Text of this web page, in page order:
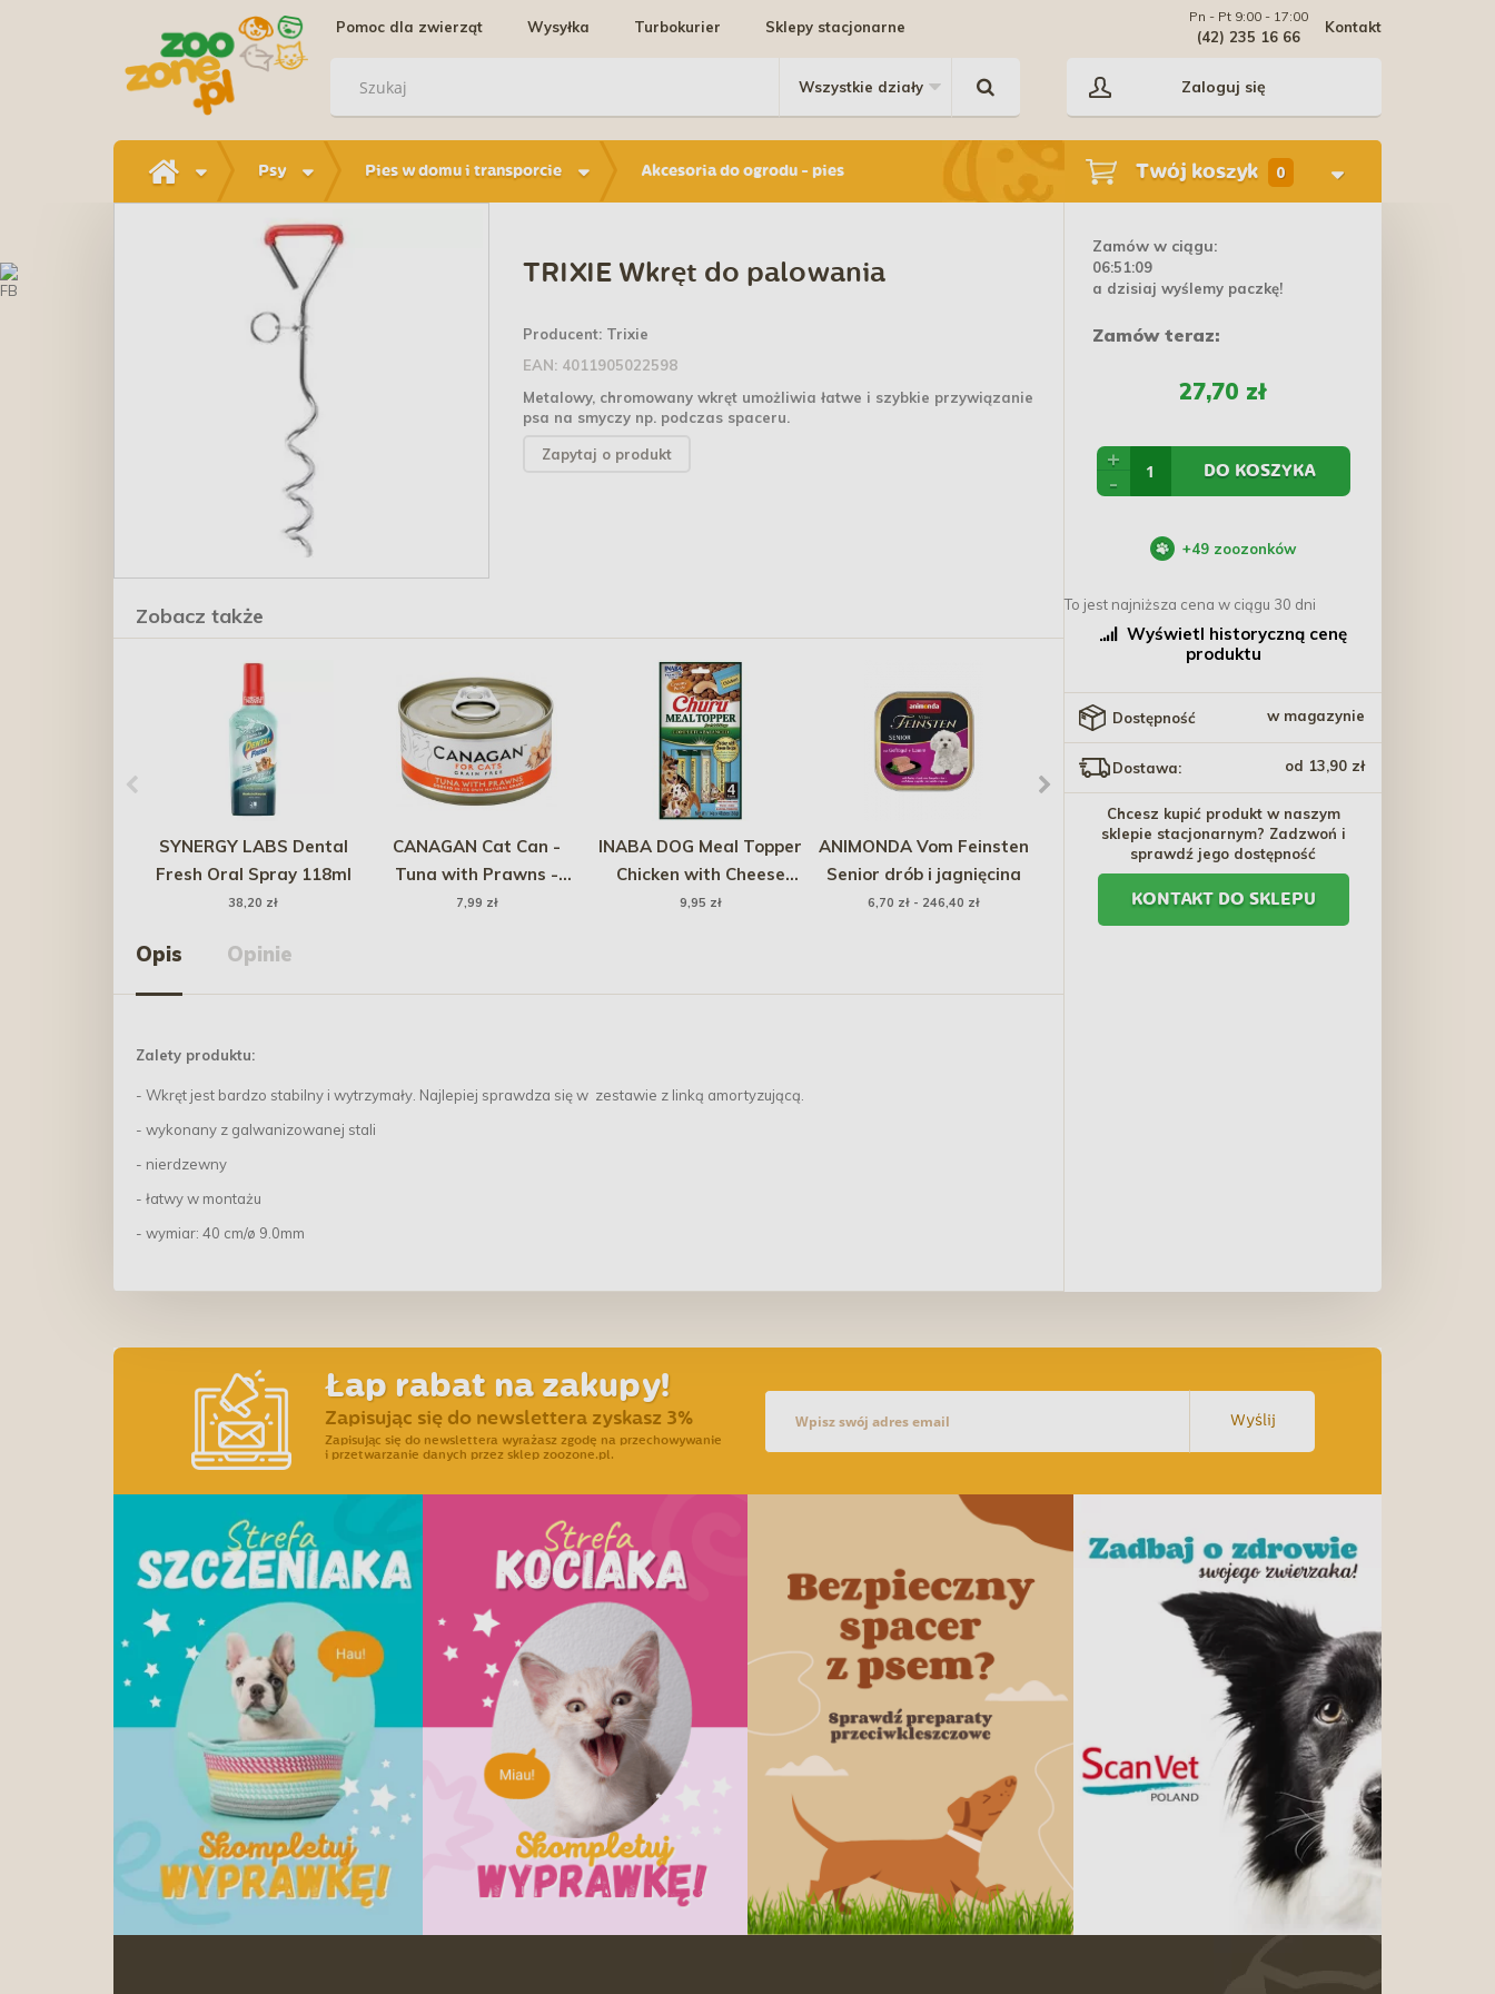
Pomoc dla zwierząt Wysyłka Turbokurier Sklepy stacjonarne Kontakt
Pn - Pt 9:00 - 17:00
(42) 235 16 66
Zaloguj się
Psy Pies w domu i transporcie Akcesoria do ogrodu - pies Twój koszyk 0
TRIXIE Wkręt do palowania
Producent: Trixie
EAN: 4011905022598
Metalowy, chromowany wkręt umożliwia łatwe i szybkie przywiązanie
psa na smyczy np. podczas spaceru.
Zapytaj o produkt
Zobacz także
SYNERGY LABS Dental
Fresh Oral Spray 118ml
38,20 zł
CANAGAN Cat Can -
Tuna with Prawns -
tuńczyk z krewtkami 75g
7,99 zł
INABA DOG Meal Topper
Chicken with Cheese
Recipe 4x 14g (56g)
9,95 zł
ANIMONDA Vom Feinsten
Senior drób i jagnięcina
6,70 zł - 246,40 zł
WIEJSKA ZAGRODA PIES
Przysmaki Suszone Kąski
Wieprzowa szynka 100g
16,00 zł
TRIXIE BE NORDIC Miska
ze stali nierdzewnej -
czarny/miedziany
Opis Opinie
Zalety produktu:
- Wkręt jest bardzo stabilny i wytrzymały. Najlepiej sprawdza się w zestawie z linką amortyzującą.
- wykonany z galwanizowanej stali
- nierdzewny
- łatwy w montażu
- wymiar: 40 cm/ø 9.0mm
Zamów w ciągu:
06:51:08
a dzisiaj wyślemy paczkę!
Zamów teraz:
27,70 zł
+
-
DO KOSZYKA
+49 zoozonków
To jest najniższa cena w ciągu 30 dni
Wyświetl historyczną cenę
produktu
Dostępność w magazynie
Dostawa: od 13,90 zł
Chcesz kupić produkt w naszym
sklepie stacjonarnym? Zadzwoń i
sprawdź jego dostępność
KONTAKT DO SKLEPU
Łap rabat na zakupy!
Zapisując się do newslettera zyskasz 3%
Zapisując się do newslettera wyrażasz zgodę na przechowywanie
i przetwarzanie danych przez sklep zoozone.pl.
Wyślij